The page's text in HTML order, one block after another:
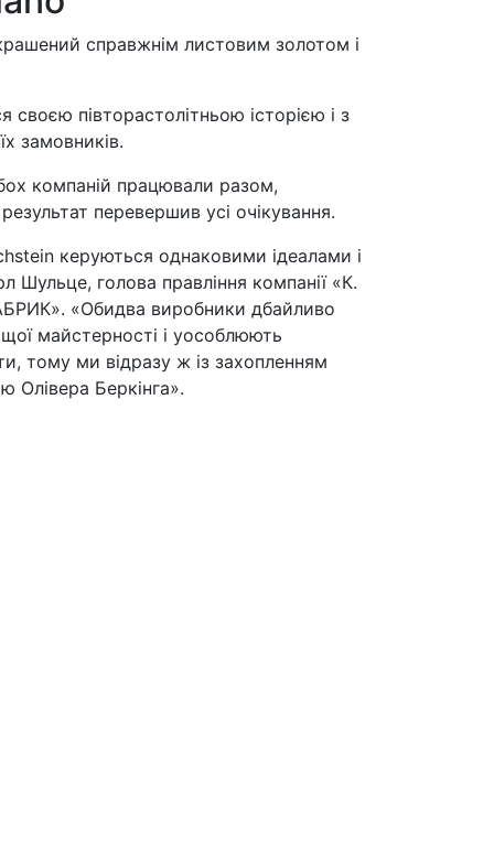
справжнім листовим золотом і
своєю півторастолітньою історією і з
замовників.
компаній працювали разом,
перевершив усі очікування.
керуються однаковими ідеалами і
Шульце, голова правління компанії «К.
«Обидва виробники дбайливо
майстерності і уособлюють
тому ми відразу ж із захопленням
Олівера Беркінга».